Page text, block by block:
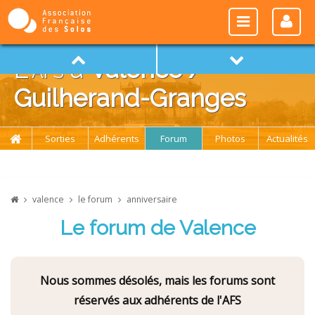
L'afsàValence /
Guilherand-Granges
Sorties Adhérents Forum Photos Actualités
valence le forum anniversaire
Le forum de Valence
Nous sommes désolés, mais les forums sont
réservés aux adhérents de l'AFS